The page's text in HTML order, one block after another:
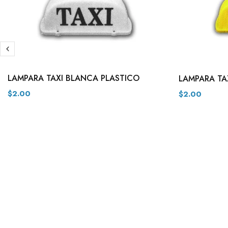
LAMPARA TAXI BLANCA PLASTICO
$2.00
LAMPARA
$2.00